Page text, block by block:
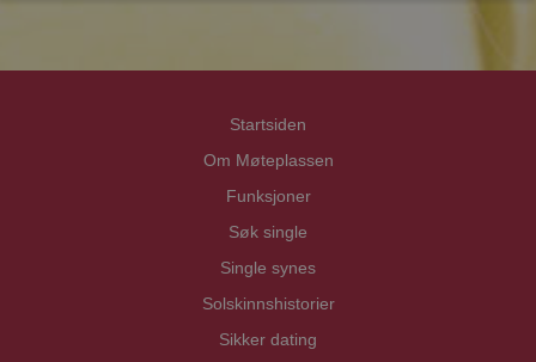
Startsiden
Om Møteplassen
Funksjoner
Søk single
Single synes
Solskinnshistorier
Sikker dating